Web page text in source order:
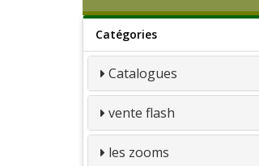
Catégories
Catalogues
vente flash
les zooms